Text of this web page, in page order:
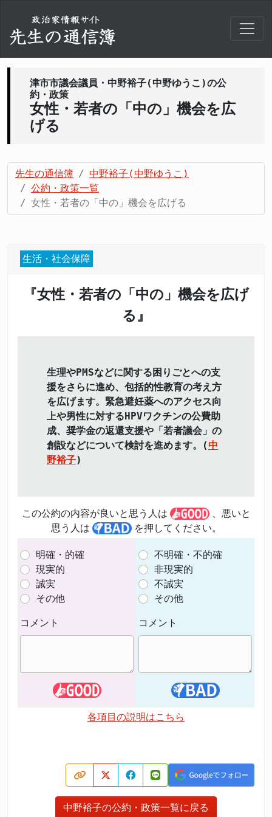
津市市議会議員・中野裕子(中野ゆうこ)の公
約・政策
女性・若者の「中の」機会を広
げる
先生の通信簿
中野裕子(中野ゆうこ)
公約・政策一覧
女性・若者の「中の」機会を広げる
生活・社会保障
『女性・若者の「中の」機会を広げ
る』
生理やPMSなどに関する困りごとへの支
援をさらに進め、包括的性教育の考え方
を広げます。緊急避妊薬へのアクセス向
上や男性に対するHPVワクチンの公費助
成、奨学金の返還支援や「若者議会」の
創設などについて検討を進めます。(中
野裕子)
この公約の内容が良いと思う人は
、悪いと
思う人は
を押してください。
明確・的確
現実的
誠実
その他
コメント
不明確・不的確
非現実的
不誠実
その他
コメント
各項目の説明はこちら
中野裕子の公約・政策一覧に戻る